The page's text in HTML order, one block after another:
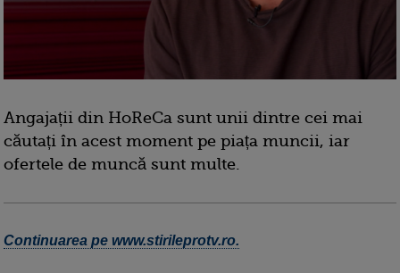
Angajații din HoReCa sunt unii dintre cei mai
căutați în acest moment pe piața muncii, iar
ofertele de muncă sunt multe.
Continuarea pe www.stirileprotv.ro.